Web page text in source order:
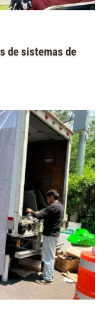
de sistemas de